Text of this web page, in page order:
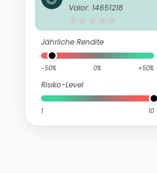
ETF USD (Acc)
Valor: 14651218
Jährliche Rendite
-50% 0% +50%
Risiko-Level
1 10